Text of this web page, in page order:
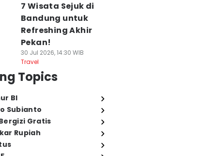
7 Wisata Sejuk di
Bandung untuk
Refreshing Akhir
Pekan!
30 Jul 2026, 14:30 WIB
Travel
Topics
BI
Subianto
Gratis
Rupiah